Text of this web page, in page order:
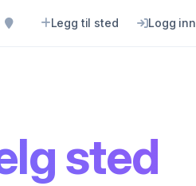
Legg til sted Logg inn
sted